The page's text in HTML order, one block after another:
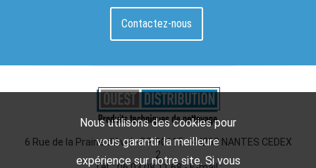
Contactez-nous
6 Rue de la Prairie d'Aval - BP 90115 - 44200 NANTES CEDEX
2
Nous utilisons des cookies pour
vous garantir la meilleure
expérience sur notre site. Si vous